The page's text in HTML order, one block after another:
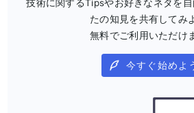
技術に関するTipsやお好きなネタを
たの知見を共有してみ
無料でご利用いただけ
今すぐ始めよ